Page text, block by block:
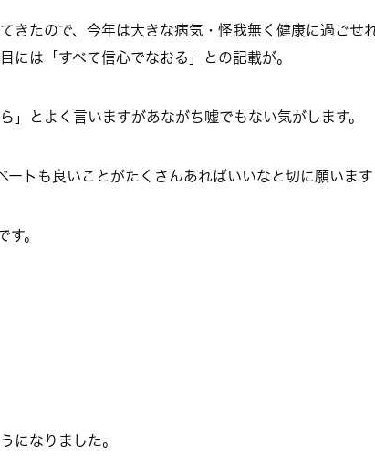
きたので、今年は大きな病気・怪我無く健康に過ごせ
には「すべて信心でなおる」との記載が。
」とよく言いますがあながち嘘でもない気がします。
トも良いことがたくさんあればいいなと切に願います
。
になりました。